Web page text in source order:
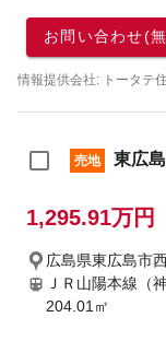
お問い合わせ(
情報提供会社: トータテ
売地 東広
1,295.91万円
広島県東広島市
ＪＲ山陽本線（
204.01㎡